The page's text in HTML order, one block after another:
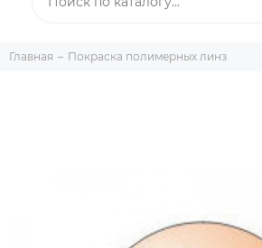
Главная Покраска полимерных линз